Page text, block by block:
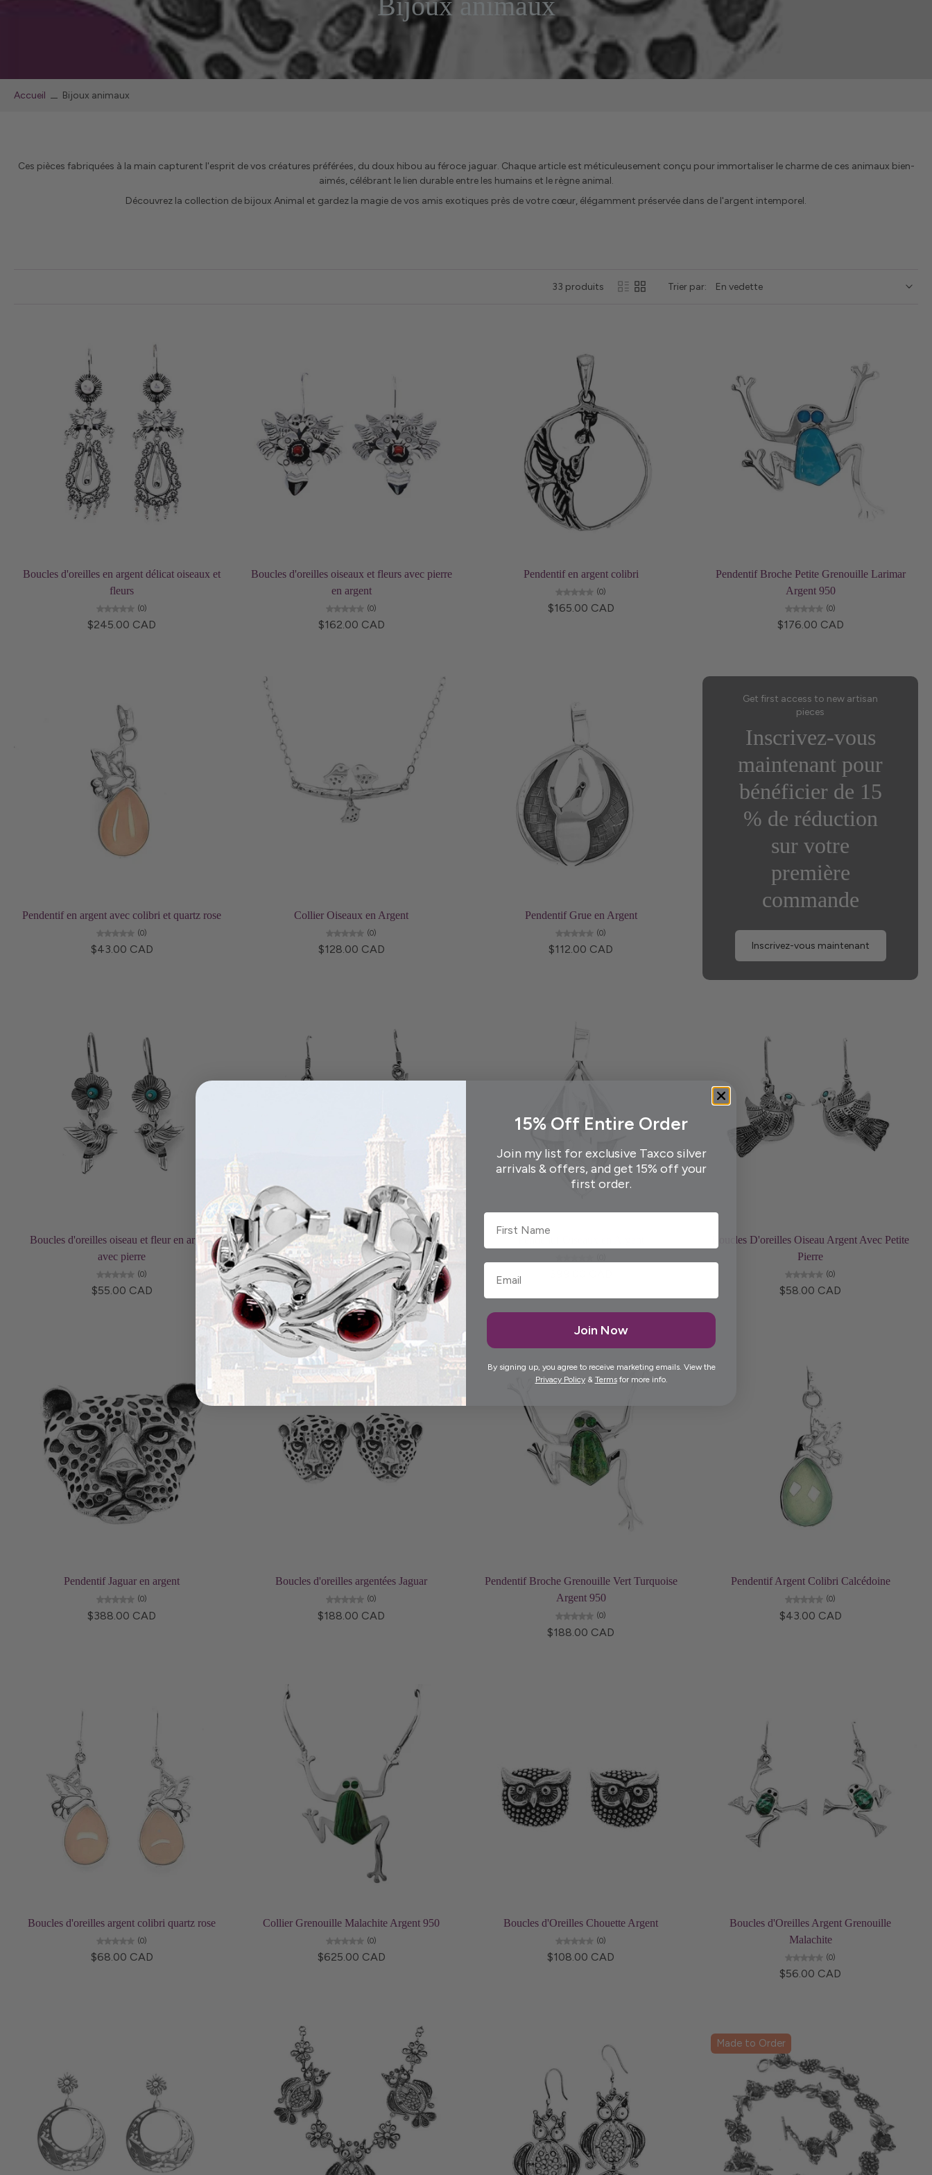
Accueil Bijoux animaux
Ces pièces fabriquées à la main capturent l'esprit de vos créatures préférées, du doux hibou au féroce jaguar. Chaque article est méticuleusement conçu pour immortaliser le charme de ces animaux bien-
aimés, célébrant le lien durable entre les humains et le règne animal.
Découvrez la collection de bijoux Animal et gardez la magie de vos amis exotiques près de votre cœur, élégamment préservée dans de l'argent intemporel.
33 produits Trier par:
Boucles d'oreilles en argent délicat oiseaux et
fleurs
(0)
$245.00 CAD
Boucles d'oreilles oiseaux et fleurs avec pierre
en argent
(0)
$162.00 CAD
Pendentif en argent colibri
(0)
$165.00 CAD
Pendentif Broche Petite Grenouille Larimar
Argent 950
(0)
$176.00 CAD
Pendentif en argent avec colibri et quartz rose
(0)
$43.00 CAD
Collier Oiseaux en Argent
(0)
$128.00 CAD
Pendentif Grue en Argent
(0)
$112.00 CAD
Get first access to new artisan
pieces
Inscrivez-vous
maintenant pour
bénéficier de 15
% de réduction
sur votre
première
commande
Inscrivez-vous maintenant
Boucles d'oreilles oiseau et fleur en argent
avec pierre
(0)
$55.00 CAD
Ajouter au panier
Boucles d'oreilles Grenouille en Argent avec
Turquoise Verte
(0)
$68.00 CAD
Boucles D'oreilles Oiseau Argent Avec Petite
Pierre
(0)
$58.00 CAD
Pendentif Jaguar en argent
(0)
$388.00 CAD
Boucles d'oreilles argentées Jaguar
(0)
$188.00 CAD
Pendentif Broche Grenouille Vert Turquoise
Argent 950
(0)
$188.00 CAD
Pendentif Argent Colibri Calcédoine
(0)
$43.00 CAD
Boucles d'oreilles argent colibri quartz rose
(0)
$68.00 CAD
Collier Grenouille Malachite Argent 950
(0)
$625.00 CAD
Boucles d'Oreilles Chouette Argent
(0)
$108.00 CAD
Boucles d'Oreilles Argent Grenouille
Malachite
(0)
$56.00 CAD
Made to Order
15% Off Entire Order
Join my list for exclusive Taxco silver
arrivals & offers, and get 15% off your
first order.
First Name
Join Now
By signing up, you agree to receive marketing emails. View the
Privacy Policy& Termsfor more info.